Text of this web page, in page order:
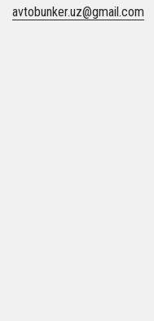
avtobunker.uz@gmail.com